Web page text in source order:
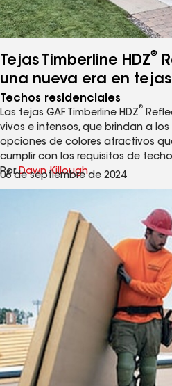
Tejas Timberline HDZ®
una nueva era en
Techos residenciales
Las tejas GAF Timberline HDZ
®
vivos e intensos, que brindan a
opciones de colores atractivos
cumplir con los requisitos de
PorDawn Killough
06 de septiembre de 2024